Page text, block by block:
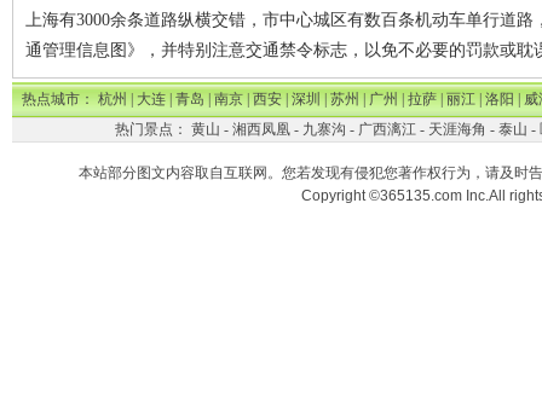
上海有3000余条道路纵横交错，市中心城区有数百条机动车单行道
通管理信息图》，并特别注意交通禁令标志，以免不必要的罚款或耽
热点城市：杭州|大连|青岛|南京|西安|深圳|苏州|广州|拉萨|丽江|洛阳|威
热门景点： 黄山 - 湘西凤凰- 九寨沟 - 广西漓江- 天涯海角 - 泰山 -
本站部分图文内容取自互联网。您若发现有侵犯您著作权行为，请及时
Copyright ©365135.com Inc.All